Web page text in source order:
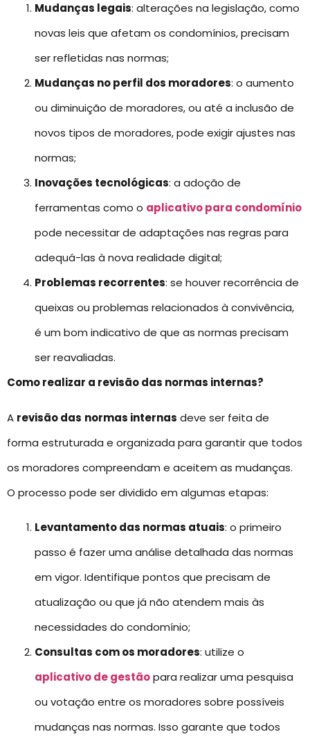
Mudanças legais: alterações na legislação, como
novas leis que afetam os condomínios, precisam
ser refletidas nas normas;
Mudanças no perfil dos moradores: o aumento
ou diminuição de moradores, ou até a inclusão de
novos tipos de moradores, pode exigir ajustes nas
normas;
Inovações tecnológicas: a adoção de
ferramentas como o aplicativo para condomínio
pode necessitar de adaptações nas regras para
adequá-las à nova realidade digital;
Problemas recorrentes: se houver recorrência de
queixas ou problemas relacionados à convivência,
é um bom indicativo de que as normas precisam
ser reavaliadas.
Como realizar a revisão das normas internas?
A revisão das normas internas deve ser feita de
forma estruturada e organizada para garantir que todos
os moradores compreendam e aceitem as mudanças.
O processo pode ser dividido em algumas etapas:
Levantamento das normas atuais: o primeiro
passo é fazer uma análise detalhada das normas
em vigor. Identifique pontos que precisam de
atualização ou que já não atendem mais às
necessidades do condomínio;
Consultas com os moradores: utilize o
aplicativo de gestãopara realizar uma pesquisa
ou votação entre os moradores sobre possíveis
mudanças nas normas. Isso garante que todos